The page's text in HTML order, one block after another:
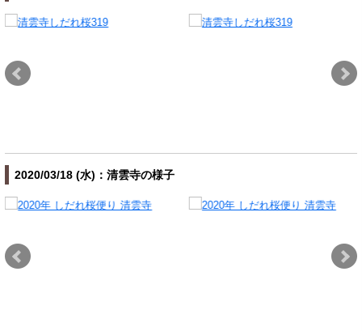
2020/03/18 (水)：清雲寺の様子